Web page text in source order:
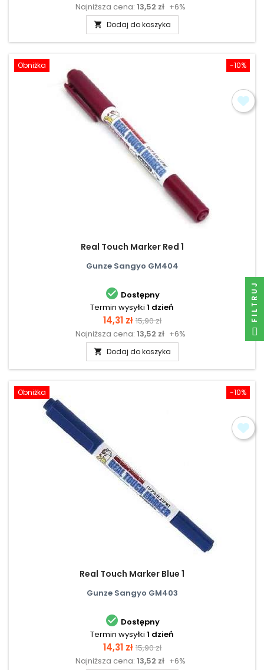
podstawowa
Najniższa cena: 13,52 zł +6%
 Dodaj do koszyka
-10%
Obniżka
Real Touch Marker Red 1
Gunze Sangyo GM404
 Dostępny
Termin wysyłki 1 dzień
Cena
14,31 zł Cena
podstawowa
15,90 zł
Najniższa cena: 13,52 zł +6%
 Dodaj do koszyka
-10%
Obniżka
Real Touch Marker Blue 1
Gunze Sangyo GM403
 Dostępny
Termin wysyłki 1 dzień
Cena
14,31 zł Cena
podstawowa
15,90 zł
Najniższa cena: 13,52 zł +6%
FILTRUJ